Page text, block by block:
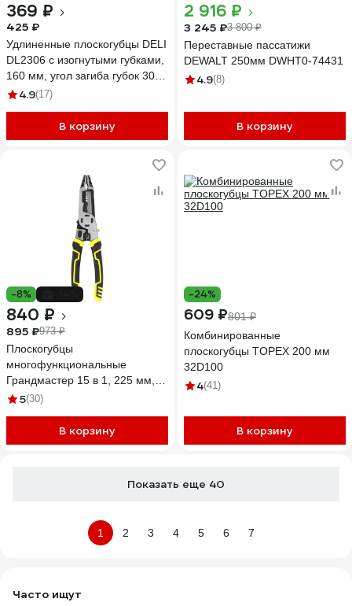
369 ₽
425 ₽
Удлиненные плоскогубцы DELI
DL2306 с изогнутыми губками,
160 мм, угол загиба губок 30,
сталь crv, двухкомпонентная
4.9(17)
В корзину
2 916 ₽
3 245 ₽3 800 ₽
Переставные пассатижи
DEWALT 250мм DWHT0-74431
4.9(8)
В корзину
-8%
840 ₽
895 ₽973 ₽
Плоскогубцы
многофункциональные
Грандмастер 15 в 1, 225 мм,
CrV хромванадиевая сталь PL-
5(30)
В корзину
-24%
609 ₽801 ₽
Комбинированные
плоскогубцы TOPEX 200 мм
32D100
4(41)
В корзину
Показать еще 40
1 2 3 4 5 6 7
Часто ищут